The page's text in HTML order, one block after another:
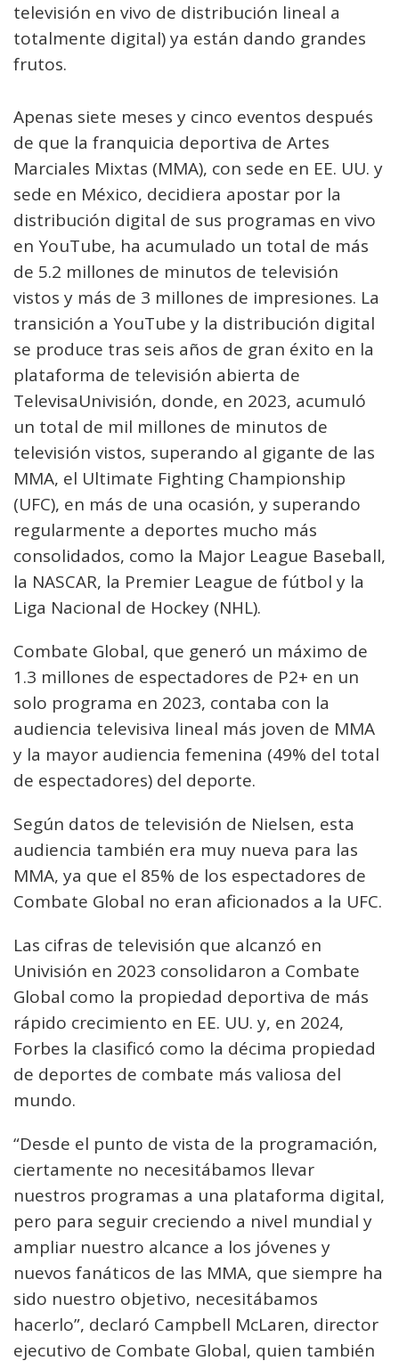
televisión en vivo de distribución lineal a
totalmente digital) ya están dando grandes
frutos.
Apenas siete meses y cinco eventos después
de que la franquicia deportiva de Artes
Marciales Mixtas (MMA), con sede en EE. UU. y
sede en México, decidiera apostar por la
distribución digital de sus programas en vivo
en YouTube, ha acumulado un total de más
de 5.2 millones de minutos de televisión
vistos y más de 3 millones de impresiones. La
transición a YouTube y la distribución digital
se produce tras seis años de gran éxito en la
plataforma de televisión abierta de
TelevisaUnivisión, donde, en 2023, acumuló
un total de mil millones de minutos de
televisión vistos, superando al gigante de las
MMA, el Ultimate Fighting Championship
(UFC), en más de una ocasión, y superando
regularmente a deportes mucho más
consolidados, como la Major League Baseball,
la NASCAR, la Premier League de fútbol y la
Liga Nacional de Hockey (NHL).
Combate Global, que generó un máximo de
1.3 millones de espectadores de P2+ en un
solo programa en 2023, contaba con la
audiencia televisiva lineal más joven de MMA
y la mayor audiencia femenina (49% del total
de espectadores) del deporte.
Según datos de televisión de Nielsen, esta
audiencia también era muy nueva para las
MMA, ya que el 85% de los espectadores de
Combate Global no eran aficionados a la UFC.
Las cifras de televisión que alcanzó en
Univisión en 2023 consolidaron a Combate
Global como la propiedad deportiva de más
rápido crecimiento en EE. UU. y, en 2024,
Forbes la clasificó como la décima propiedad
de deportes de combate más valiosa del
mundo.
“Desde el punto de vista de la programación,
ciertamente no necesitábamos llevar
nuestros programas a una plataforma digital,
pero para seguir creciendo a nivel mundial y
ampliar nuestro alcance a los jóvenes y
nuevos fanáticos de las MMA, que siempre ha
sido nuestro objetivo, necesitábamos
hacerlo”, declaró Campbell McLaren, director
ejecutivo de Combate Global, quien también